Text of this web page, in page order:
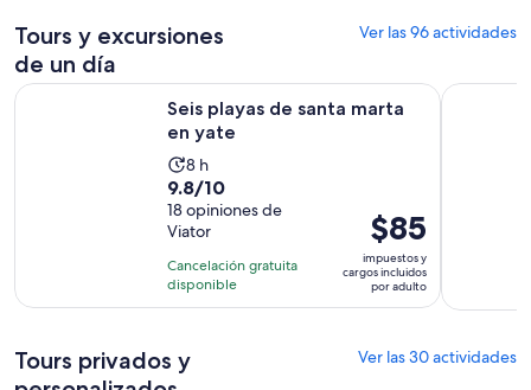
Tours y excursiones
de un día
Ver las 96 actividades
Seis playas de santa marta
en yate
La
actividad
dura
8
horas
8 h
9.8
de
10
con
18
opiniones
9.8/10
18 opiniones de
Viator
Cancelación gratuita
disponible
El
precio
es
de
por
adulto
$85
impuestos y
cargos incluidos
por adulto
Seis playas de santa marta en yate Se abrirá en una nueva
Tour día
Tours privados y
Ver las 30 actividades